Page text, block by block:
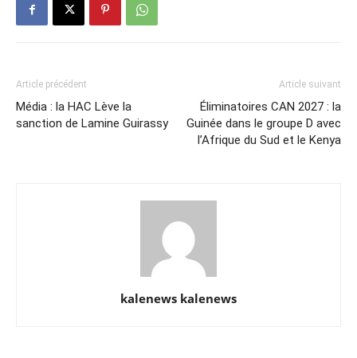
Article précédent
Média : la HAC Lève la
sanction de Lamine Guirassy
Article suivant
Éliminatoires CAN 2027 : la
Guinée dans le groupe D avec
l’Afrique du Sud et le Kenya
kalenews kalenews